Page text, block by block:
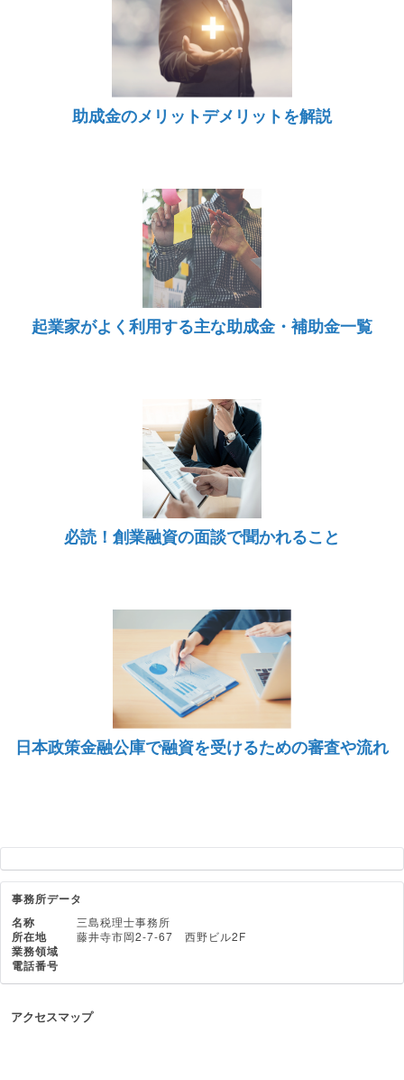
助成金のメリットデメリットを解説
起業家がよく利用する主な助成金・補助金一覧
必読！創業融資の面談で聞かれること
日本政策金融公庫で融資を受けるための審査や流れ
事務所データ
名称
三島税理士事務所
所在地 藤井寺市岡2-7-67 西野ビル2F
業務領域
電話番号
アクセスマップ